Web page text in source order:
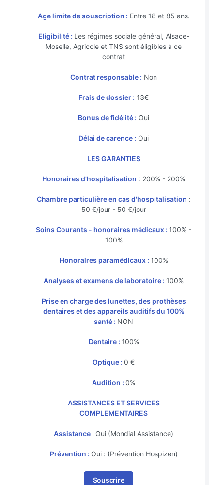
Age limite de souscription : Entre 18 et 85 ans.
Eligibilité : Les régimes sociale général, Alsace-
Moselle, Agricole et TNS sont éligibles à ce
contrat
Contrat responsable : Non
Frais de dossier : 13€
Bonus de fidélité : Oui
Délai de carence : Oui
LES GARANTIES
Honoraires d'hospitalisation : 200% - 200%
Chambre particulière en cas d'hospitalisation :
50 €/jour - 50 €/jour
Soins Courants - honoraires médicaux : 100% -
100%
Honoraires paramédicaux : 100%
Analyses et examens de laboratoire : 100%
Prise en charge des lunettes, des prothèses
dentaires et des appareils auditifs du 100%
santé : NON
Dentaire : 100%
Optique : 0 €
Audition : 0%
ASSISTANCES ET SERVICES
COMPLEMENTAIRES
Assistance : Oui (Mondial Assistance)
Prévention : Oui : (Prévention Hospizen)
Souscrire